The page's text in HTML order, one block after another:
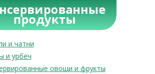
продукты
и чатни
и урбеч
овощи и фрукты